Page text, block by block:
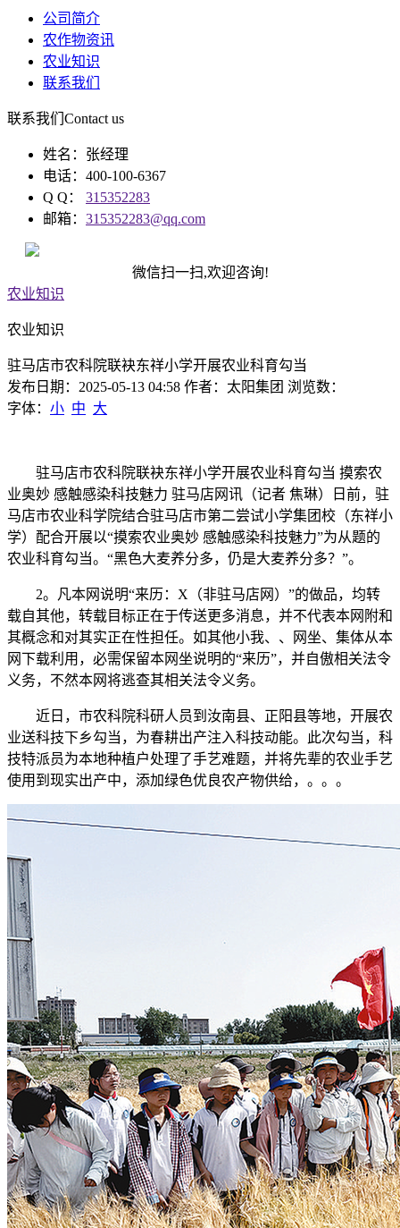
公司简介
农作物资讯
农业知识
联系我们
联系我们 Contact us
姓名：张经理
电话：400-100-6367
Q Q： 315352283
邮箱： 315352283@qq.com
微信扫一扫,欢迎咨询!
农业知识
农业知识
驻马店市农科院联袂东祥小学开展农业科育勾当
发布日期：2025-05-13 04:58 作者：太阳集团 浏览数：
字体： 小 中 大
驻马店市农科院联袂东祥小学开展农业科育勾当 摸索农
业奥妙 感触感染科技魅力 驻马店网讯（记者 焦琳）日前，驻
马店市农业科学院结合驻马店市第二尝试小学集团校（东祥小
学）配合开展以“摸索农业奥妙 感触感染科技魅力”为从题的
农业科育勾当。“黑色大麦养分多，仍是大麦养分多？”。
2。凡本网说明“来历：X（非驻马店网）”的做品，均转
载自其他，转载目标正在于传送更多消息，并不代表本网附和
其概念和对其实正在性担任。如其他小我、、网坐、集体从本
网下载利用，必需保留本网坐说明的“来历”，并自傲相关法令
义务，不然本网将逃查其相关法令义务。
近日，市农科院科研人员到汝南县、正阳县等地，开展农
业送科技下乡勾当，为春耕出产注入科技动能。此次勾当，科
技特派员为本地种植户处理了手艺难题，并将先辈的农业手艺
使用到现实出产中，添加绿色优良农产物供给，。。。